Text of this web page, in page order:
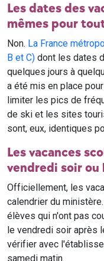
Les dates des
mêmes pour
Non. La France
B et C) dont les dates
quelques jours à
a été mis en place
limiter les pics de
de ski et les sites
sont, eux, identiques
Les vacances
vendredi soir ou
Officiellement, les
calendrier du
élèves qui n'ont pas
le vendredi soir après
vérifier avec
samedi matin.